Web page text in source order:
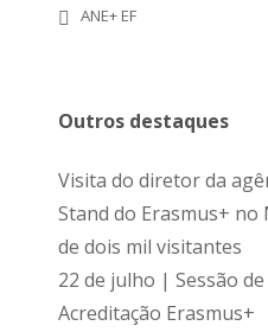
ANE+ EF
Outros destaques
Visita do diretor da
Stand do Erasmus+ no
de dois mil visitantes
22 de julho | Sessão
Acreditação Erasmus+